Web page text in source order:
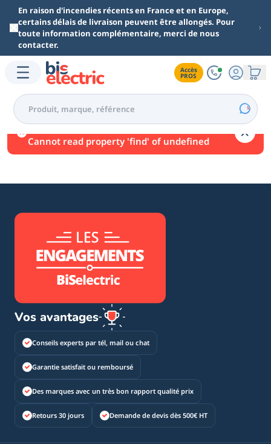
Aller au contenu principal
En raison d'incendies récents en France et en Europe,
certains délais de livraison peuvent être allongés. Pour
toute information complémentaire, merci de nous
contacter.
Accès
PROS
Une erreur est survenue.
Cannot read property 'find' of undefined
Vos avantages
Conseils experts par tél, mail ou chat
Garantie satisfait ou remboursé
Des marques avec un très bon rapport qualité prix
Retours 30 jours Demande de devis dès 500€ HT